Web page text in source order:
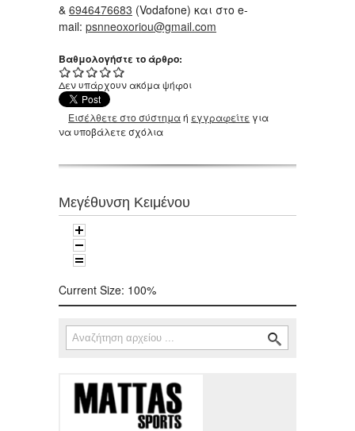
& 6946476683 (Vodafone) και στο e-
mail: psnneoxoriou@gmail.com
Βαθμολογήστε το άρθρο:
Δεν υπάρχουν ακόμα ψήφοι
Εισέλθετε στο σύστημαή εγγραφείτε για
να υποβάλετε σχόλια
Μεγέθυνση Κειμένου
Current Size: 100%
Φόρμα αναζήτησης
Αναζήτηση